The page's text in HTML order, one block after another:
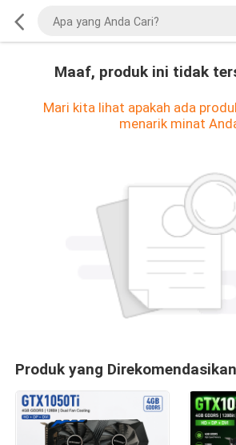
Maaf, produk ini tidak
Mari kita lihat apakah ada
menarik minat
Produk yang Direkomendasikan